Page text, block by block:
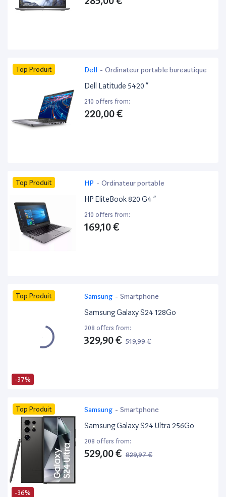
Top Produit Dell - Ordinateur portable bureautique
Dell Latitude 5420 ”
210 offers from:
220,00 €
Top Produit HP - Ordinateur portable
HP EliteBook 820 G4 ”
210 offers from:
169,10 €
-37%
Top Produit Samsung - Smartphone
Samsung Galaxy S24 128Go
208 offers from:
329,90 € 519,99 €
-36%
Top Produit Samsung - Smartphone
Samsung Galaxy S24 Ultra 256Go
208 offers from:
529,00 € 829,97 €